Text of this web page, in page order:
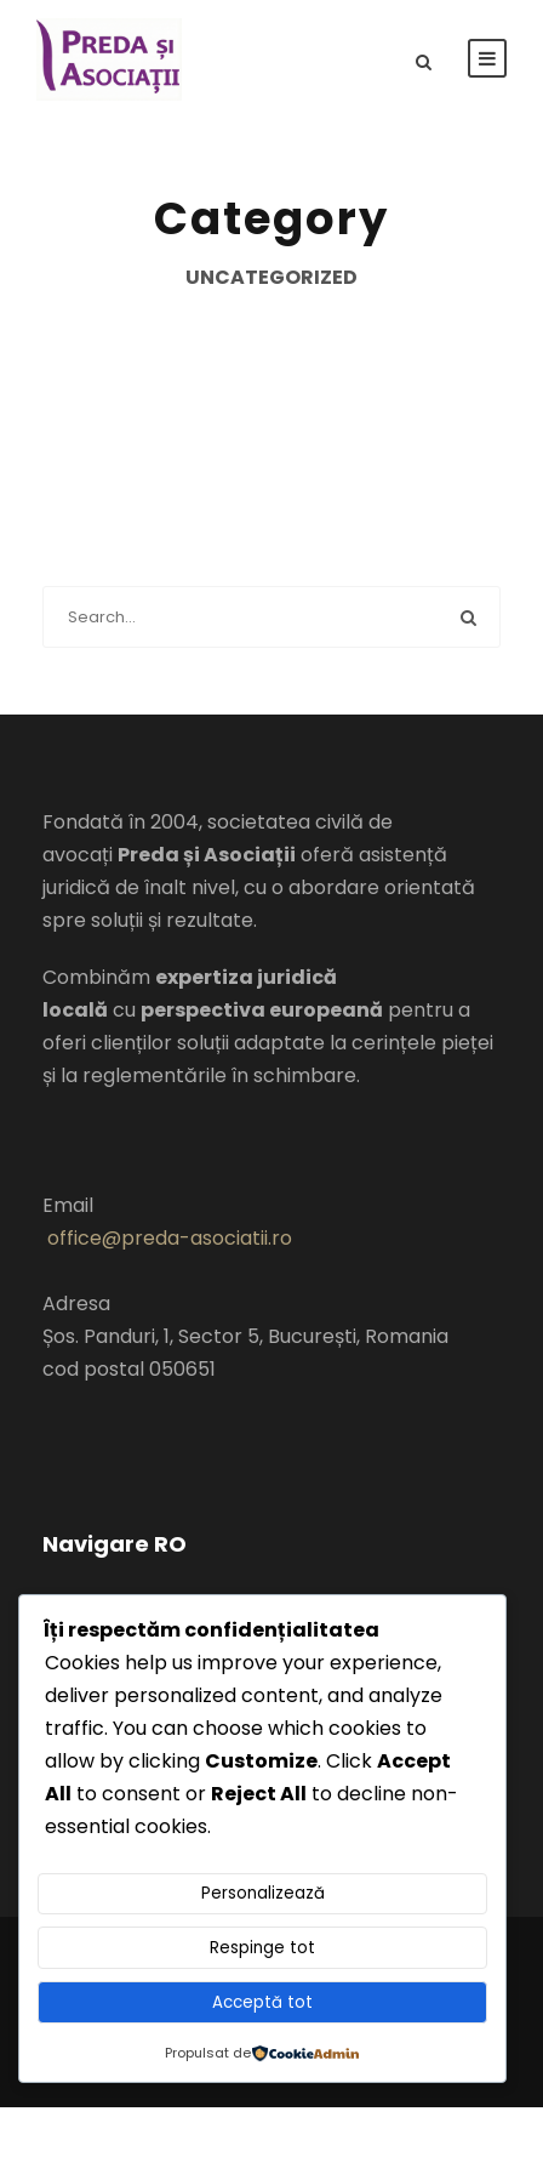
Category
UNCATEGORIZED
Fondată în 2004, societatea civilă de
avocați Preda și Asociații oferă asistență
juridică de înalt nivel, cu o abordare orientată
spre soluții și rezultate.
Combinăm expertiza juridică
locală cu perspectiva europeană pentru a
oferi clienților soluții adaptate la cerințele pieței
și la reglementările în schimbare.
Email
office@preda-asociatii.ro
Adresa
Șos. Panduri, 1, Sector 5, București, Romania
cod postal 050651
Navigare RO
Termeni și Condiții
© 2025 Preda și Asociații. Toate drepturile
rezervate.
Îți respectăm confidențialitatea
Cookies help us improve your experience,
deliver personalized content, and analyze
traffic. You can choose which cookies to
allow by clicking Customize. ClickAccept
All to consent or Reject All to decline non-
essential cookies.
Personalizează
Respinge tot
Acceptă tot
Propulsat de